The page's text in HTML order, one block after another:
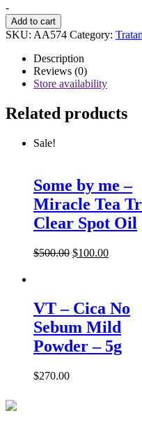
Cica
Reedle
Shot
Stick
Pouch
1Pza
-
quantity
-
Add to cart
SKU: AA574 Category:
Description
Reviews (0)
Store availability
Related products
Sale!
Some by me –
Miracle Tea
Clear Spot Oil
$500.00 $100.00
VT – Cica No
Sebum Mild
Powder – 5g
$270.00